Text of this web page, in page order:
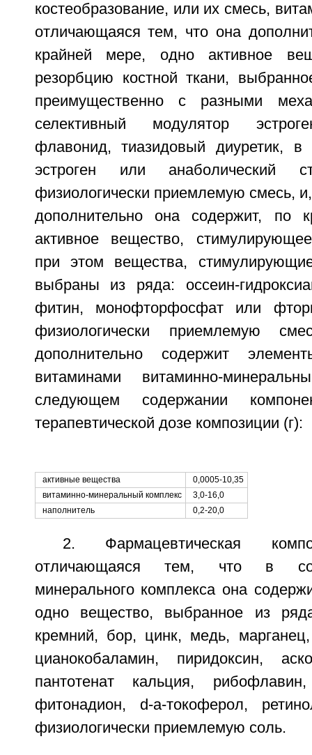
костеобразование, или их смесь,
отличающаяся тем, что она
крайней мере, одно активное
резорбцию костной ткани,
преимущественно с разными
селективный модулятор
флавонид, тиазидовый диуретик, в
эстроген или анаболический
физиологически приемлемую смесь,
дополнительно она содержит, по
активное вещество,
при этом вещества, стимулирующие
выбраны из ряда: оссеин-
фитин, монофторфосфат или
физиологически приемлемую
дополнительно содержит
витаминами витаминно-
следующем содержании
терапевтической дозе композиции (г):
активные вещества
0,0005-10,35
витаминно-минеральный комплекс
3,0-16,0
наполнитель
0,2-20,0
2. Фармацевтическая
отличающаяся тем, что в
минерального комплекса она
одно вещество, выбранное из
кремний, бор, цинк, медь,
цианокобаламин, пиридоксин,
пантотенат кальция,
фитонадион, d-a-токоферол,
физиологически приемлемую соль.